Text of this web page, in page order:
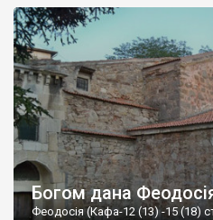
Богом дана
Феодосія (Кафа-12 (13) -15 (18)